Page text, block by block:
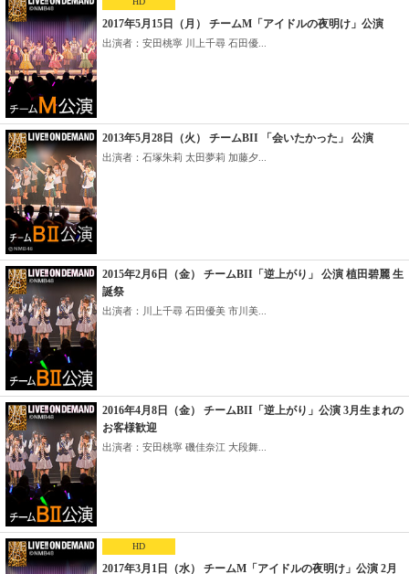
2017年5月15日（月） チームM「アイドルの夜明け」公演
出演者：安田桃寧 川上千尋 石田優...
2013年5月28日（火） チームBII 「会いたかった」 公演
出演者：石塚朱莉 太田夢莉 加藤夕...
2015年2月6日（金） チームBII「逆上がり」 公演 植田碧麗 生
誕祭
出演者：川上千尋 石田優美 市川美...
2016年4月8日（金） チームBII「逆上がり」公演 3月生まれの
お客様歓迎
出演者：安田桃寧 磯佳奈江 大段舞...
HD
2017年3月1日（水） チームM「アイドルの夜明け」公演 2月